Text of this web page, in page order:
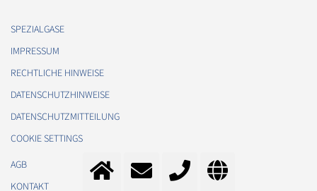
SPEZIALGASE
IMPRESSUM
RECHTLICHE HINWEISE
DATENSCHUTZHINWEISE
DATENSCHUTZMITTEILUNG
COOKIE SETTINGS
AGB
KONTAKT